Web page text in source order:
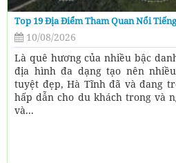
Top 19 Địa Điểm Tham Quan Nổi
10/08/2026
Là quê hương của nhiều bậc
địa hình đa dạng tạo nên
tuyệt đẹp, Hà Tĩnh đã và đang
hấp dẫn cho du khách trong và
và...